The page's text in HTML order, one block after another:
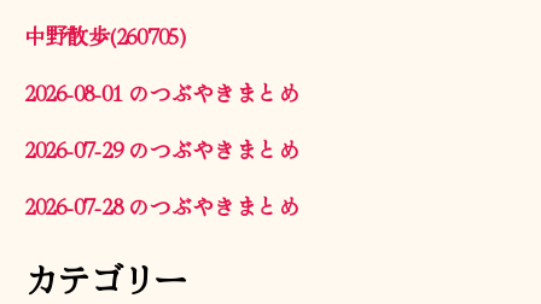
中野散歩(260705)
2026-08-01 のつぶやきまとめ
2026-07-29 のつぶやきまとめ
2026-07-28 のつぶやきまとめ
カテゴリー